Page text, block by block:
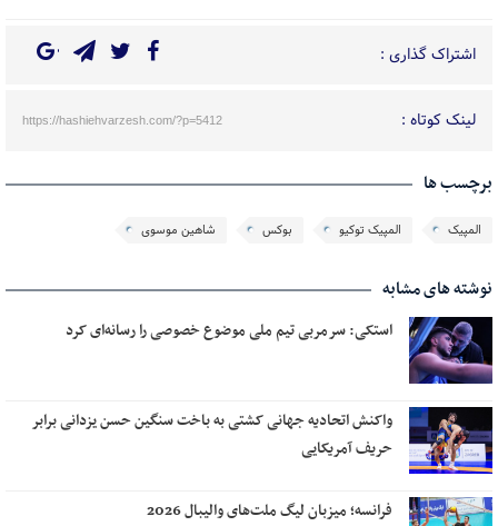
اشتراک گذاری :
لینک کوتاه : https://hashiehvarzesh.com/?p=5412
برچسب ها
المپیک المپیک توکیو بوکس شاهین موسوی
نوشته های مشابه
استکی: سرمربی تیم ملی موضوع خصوصی را رسانه‌ای کرد
واکنش اتحادیه جهانی‌ کشتی به باخت سنگین حسن یزدانی برابر
حریف آمریکایی
فرانسه؛ میزبان لیگ ملت‌های والیبال 2026